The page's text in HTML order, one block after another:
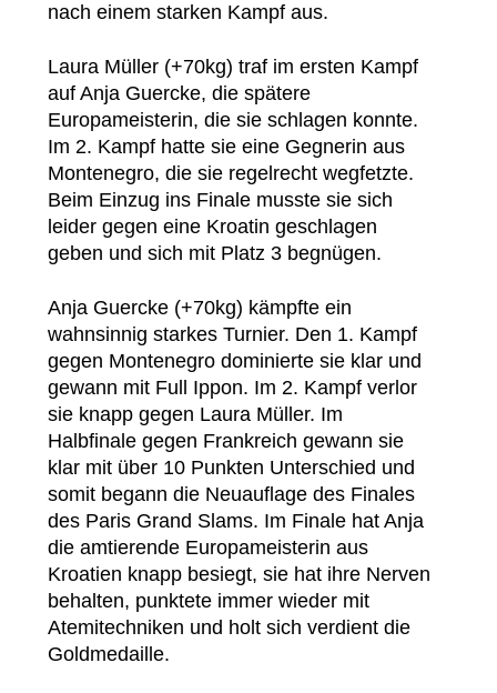
nach einem starken Kampf aus.
Laura Müller (+70kg) traf im ersten Kampf
auf Anja Guercke, die spätere
Europameisterin, die sie schlagen konnte.
Im 2. Kampf hatte sie eine Gegnerin aus
Montenegro, die sie regelrecht wegfetzte.
Beim Einzug ins Finale musste sie sich
leider gegen eine Kroatin geschlagen
geben und sich mit Platz 3 begnügen.
Anja Guercke (+70kg) kämpfte ein
wahnsinnig starkes Turnier. Den 1. Kampf
gegen Montenegro dominierte sie klar und
gewann mit Full Ippon. Im 2. Kampf verlor
sie knapp gegen Laura Müller. Im
Halbfinale gegen Frankreich gewann sie
klar mit über 10 Punkten Unterschied und
somit begann die Neuauflage des Finales
des Paris Grand Slams. Im Finale hat Anja
die amtierende Europameisterin aus
Kroatien knapp besiegt, sie hat ihre Nerven
behalten, punktete immer wieder mit
Atemitechniken und holt sich verdient die
Goldmedaille.